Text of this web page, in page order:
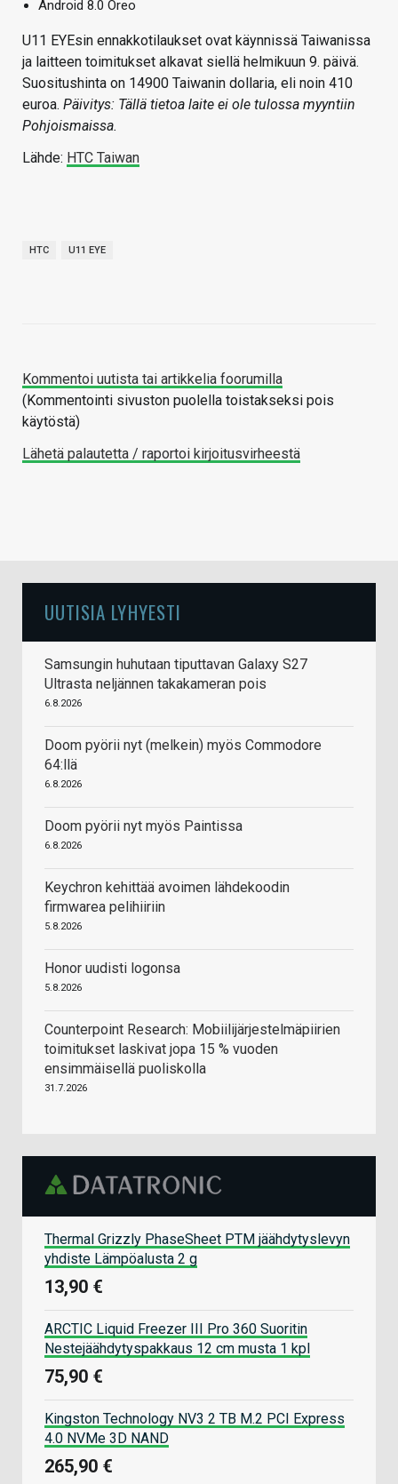
Android 8.0 Oreo
U11 EYEsin ennakkotilaukset ovat käynnissä Taiwanissa
ja laitteen toimitukset alkavat siellä helmikuun 9. päivä.
Suositushinta on 14900 Taiwanin dollaria, eli noin 410
euroa. Päivitys: Tällä tietoa laite ei ole tulossa myyntiin
Pohjoismaissa.
Lähde: HTC Taiwan
HTC U11 EYE
Kommentoi uutista tai artikkelia foorumilla
(Kommentointi sivuston puolella toistakseksi pois
käytöstä)
Lähetä palautetta / raportoi kirjoitusvirheestä
UUTISIA LYHYESTI
Samsungin huhutaan tiputtavan Galaxy S27
Ultrasta neljännen takakameran pois
6.8.2026
Doom pyörii nyt (melkein) myös Commodore
64:llä
6.8.2026
Doom pyörii nyt myös Paintissa
6.8.2026
Keychron kehittää avoimen lähdekoodin
firmwarea pelihiiriin
5.8.2026
Honor uudisti logonsa
5.8.2026
Counterpoint Research: Mobiilijärjestelmäpiirien
toimitukset laskivat jopa 15 % vuoden
ensimmäisellä puoliskolla
31.7.2026
Thermal Grizzly PhaseSheet PTM jäähdytyslevyn
yhdiste Lämpöalusta 2 g
13,90 €
ARCTIC Liquid Freezer III Pro 360 Suoritin
Nestejäähdytyspakkaus 12 cm musta 1 kpl
75,90 €
Kingston Technology NV3 2 TB M.2 PCI Express
4.0 NVMe 3D NAND
265,90 €